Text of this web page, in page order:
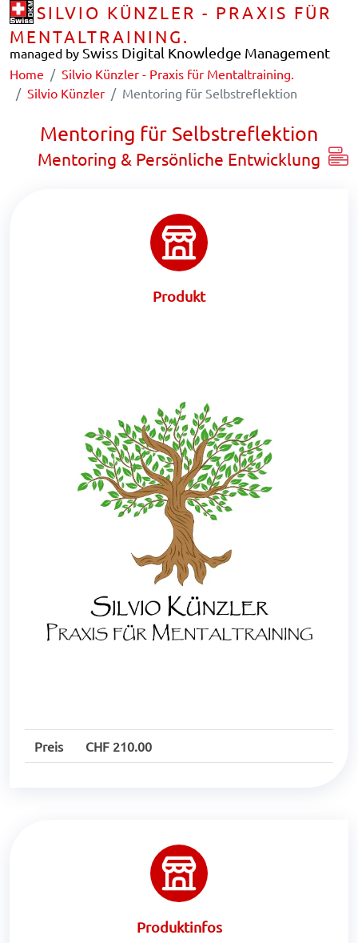
SILVIO KÜNZLER - PRAXIS FÜR
MENTALTRAINING.
managed by Swiss Digital Knowledge Management
Home
Silvio Künzler - Praxis für Mentaltraining.
Silvio Künzler
Mentoring für Selbstreflektion
Mentoring für Selbstreflektion
Mentoring & Persönliche Entwicklung
Produkt
Preis CHF 210.00
Produktinfos